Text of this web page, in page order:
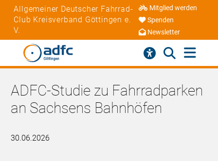
Allgemeiner Deutscher Fahrrad-
Club Kreisverband Göttingen e.
V.
Mitglied werden
Spenden
Newsletter
ADFC-Studie zu Fahrradparken
an Sachsens Bahnhöfen
30.06.2026